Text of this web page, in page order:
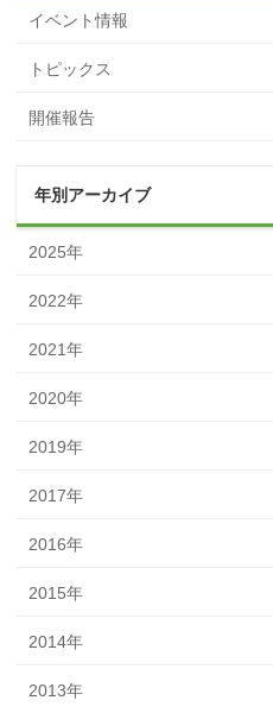
イベント情報
トピックス
開催報告
年別アーカイブ
2025年
2022年
2021年
2020年
2019年
2017年
2016年
2015年
2014年
2013年